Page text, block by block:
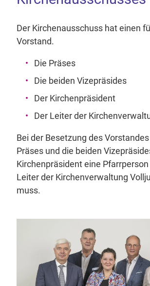
Der Kirchenausschuss hat einen
Vorstand.
Die Präses
Die beiden Vizepräsides
Der Kirchenpräsident
Der Leiter der
Bei der Besetzung des
Präses und die beiden
Kirchenpräsident eine
Leiter der Kirchenverwaltung
muss.